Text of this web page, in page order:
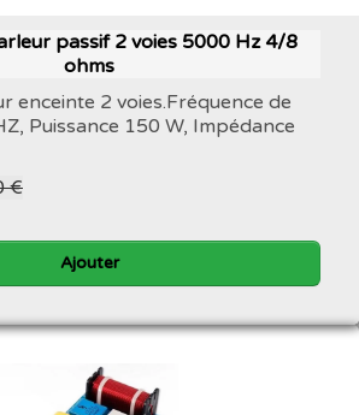
passif 2 voies 5000 Hz 4/8
ohms
enceinte 2 voies.Fréquence de
Puissance 150 W, Impédance
€
Ajouter